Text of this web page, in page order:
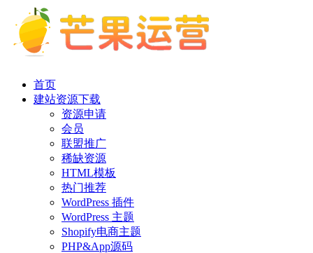
首页
建站资源下载
资源申请
会员
联盟推广
稀缺资源
HTML模板
热门推荐
WordPress 插件
WordPress 主题
Shopify电商主题
PHP&App源码